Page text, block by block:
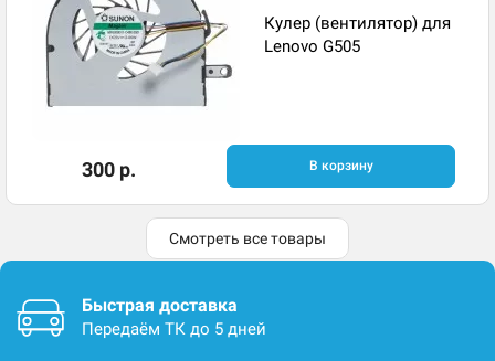
Кулер (вентилятор) для
Lenovo G505
300 р. В корзину
Смотреть все товары
Быстрая доставка
Передаём ТК до 5 дней